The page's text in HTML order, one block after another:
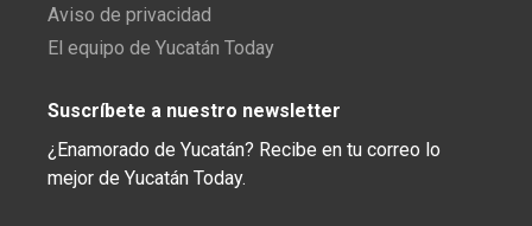
Aviso de privacidad
El equipo de Yucatán Today
Suscríbete a nuestro newsletter
¿Enamorado de Yucatán? Recibe en tu correo lo
mejor de Yucatán Today.